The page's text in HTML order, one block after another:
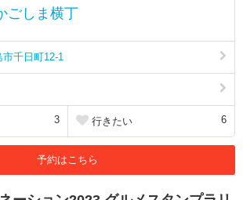
ごしま横丁
千日町12-1
3 行きたい 6
予約はこちら